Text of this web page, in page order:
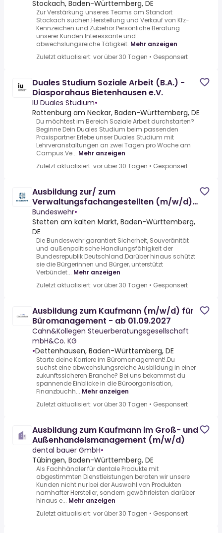
Stockach, Baden-Württemberg, DE
Zur Verstärkung unseres Teams am Standort
Stockach suchen.Herstellung und Verkauf von Kfz-
Kennzeichen und Zubehör.Persönliche Beratung
unserer Kunden.Interessante und
abwechslungsreiche Tätigkeit. Mehr anzeigen
Zuletzt aktualisiert: vor über 30 Tagen • Gesponsert
Duales Studium Soziale Arbeit (B.A.) -
Diasporahaus Bietenhausen e.V.
IU Duales Studium•
Rottenburg am Neckar, Baden-Württemberg, DE
Du möchtest im Bereich Soziale Arbeit durchstarten?
Beginne Dein Duales Studium beim passenden
Praxispartner.Erlebe unser Duales Studium mit
Lehrveranstaltungen an zwei Tagen pro Woche am
Campus.Ve... Mehr anzeigen
Zuletzt aktualisiert: vor über 30 Tagen • Gesponsert
Ausbildung zur/ zum
Verwaltungsfachangestellten (m/w/d)
2027
Bundeswehr•
Stetten am kalten Markt, Baden-Württemberg,
DE
Die Bundeswehr garantiert Sicherheit, Souveränität
und außenpolitische Handlungsfähigkeit der
Bundesrepublik Deutschland.Darüber hinaus schützt
sie die Bürgerinnen und Bürger, unterstützt
Verbündet... Mehr anzeigen
Zuletzt aktualisiert: vor über 30 Tagen • Gesponsert
Ausbildung zum Kaufmann (m/w/d) für
Büromanagement - ab 01.09.2027
Cahn&Kollegen Steuerberatungsgesellschaft
mbH&Co. KG
•Dettenhausen, Baden-Württemberg, DE
Starte deine Karriere im Büromanagement!.Du
suchst eine abwechslungsreiche Ausbildung in einer
zukunftssicheren Branche? Bei uns bekommst du
spannende Einblicke in die Büroorganisation,
Finanzbuchh... Mehr anzeigen
Zuletzt aktualisiert: vor über 30 Tagen • Gesponsert
Ausbildung zum Kaufmann im Groß- und
Außenhandelsmanagement (m/w/d)
dental bauer GmbH•
Tübingen, Baden-Württemberg, DE
Als Fachhändler für dentale Produkte mit
abgestimmten Dienstleistungen beraten wir unsere
Kunden nicht nur bei der Auswahl von Produkten
namhafter Hersteller, sondern gewährleisten darüber
hinaus e... Mehr anzeigen
Zuletzt aktualisiert: vor über 30 Tagen • Gesponsert